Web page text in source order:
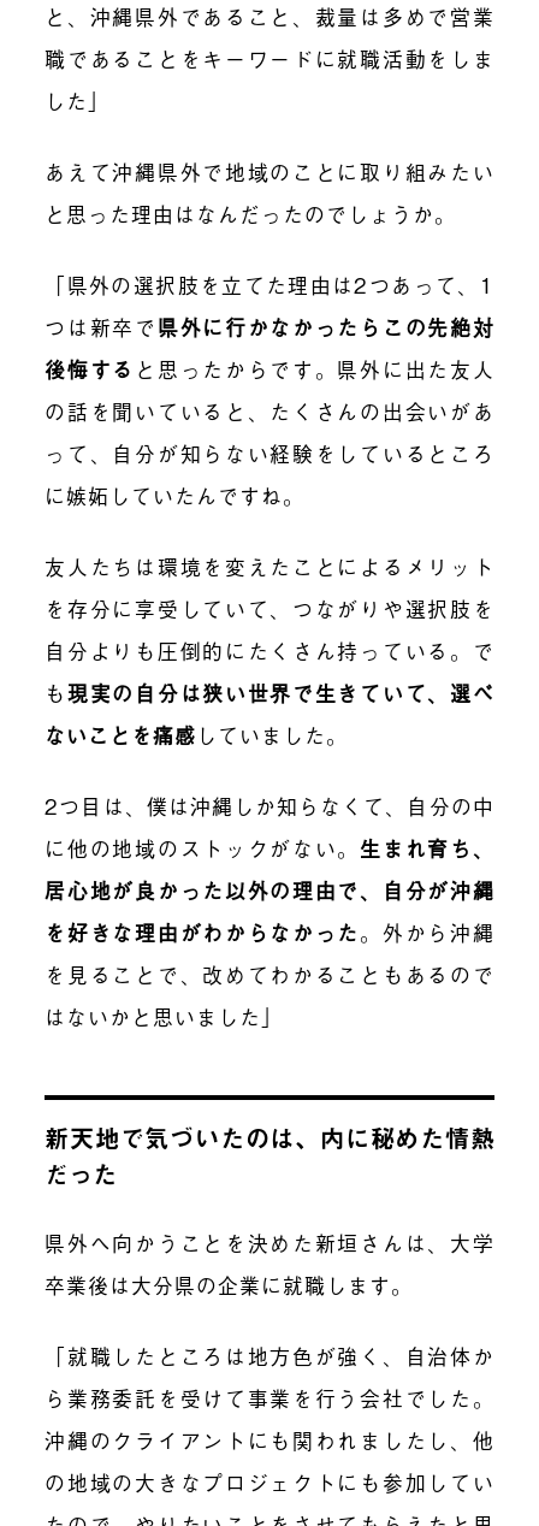
と、沖縄県外であること、裁量は多めで営業
職であることをキーワードに就職活動をしま
した」
あえて沖縄県外で地域のことに取り組みたい
と思った理由はなんだったのでしょうか。
「県外の選択肢を立てた理由は2つあって、1
つは新卒で 県外に行かなかったらこの先絶対
後悔する と思ったからです。県外に出た友人
の話を聞いていると、たくさんの出会いがあ
って、自分が知らない経験をしているところ
に嫉妬していたんですね。
友人たちは環境を変えたことによるメリット
を存分に享受していて、つながりや選択肢を
自分よりも圧倒的にたくさん持っている。で
も現実の自分は狭い世界で生きていて、選べ
ないことを痛感 していました。
2つ目は、僕は沖縄しか知らなくて、自分の中
に他の地域のストックがない。 生まれ育ち、
居心地が良かった以外の理由で、自分が沖縄
を好きな理由がわからなかった。 外から沖縄
を見ることで、改めてわかることもあるので
はないかと思いました」
新天地で気づいたのは、内に秘めた情熱
だった
県外へ向かうことを決めた新垣さんは、大学
卒業後は大分県の企業に就職します。
「就職したところは地方色が強く、自治体か
ら業務委託を受けて事業を行う会社でした。
沖縄のクライアントにも関われましたし、他
の地域の大きなプロジェクトにも参加してい